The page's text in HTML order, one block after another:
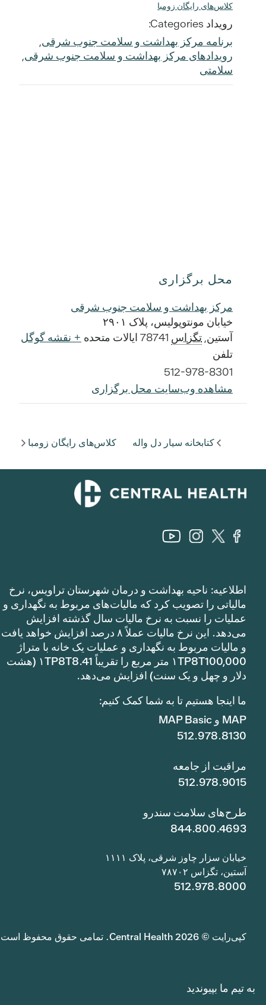
کلاس‌های رایگان زومبا
رویداد Categories:
برنامه مرکز بهداشت و سلامت جنوب شرقی,
رویدادهای مرکز بهداشت و سلامت جنوب شرقی,
سلامتی
محل برگزاری
مرکز بهداشت و سلامت جنوب شرقی
خیابان مونتوپولیس، پلاک ۲۹۰۱
آستین, تگزاس 78741 ایالات متحده + نقشه گوگل
تلفن
512-978-8301
مشاهده وب‌سایت محل برگزاری
کتابخانه سیار دل واله کلاس‌های رایگان زومبا
اطلاعیه: ناحیه بهداشت و درمان شهرستان تراویس، نرخ
مالیاتی را تصویب کرد که مالیات‌های مربوط به نگهداری و
عملیات را نسبت به نرخ مالیات سال گذشته افزایش
می‌دهد. این نرخ مالیات عملاً ۸ درصد افزایش خواهد یافت
و مالیات مربوط به نگهداری و عملیات یک خانه با متراژ
۱TP8T100,000 متر مربع را تقریباً ۱TP8T8.41 (هشت
دلار و چهل و یک سنت) افزایش می‌دهد.
ما اینجا هستیم تا به شما کمک کنیم:
MAP و MAP Basic
512.978.8130
مراقبت از جامعه
512.978.9015
طرح‌های سلامت سندرو
844.800.4693
خیابان سزار چاوز شرقی، پلاک ۱۱۱۱
آستین، تگزاس ۷۸۷۰۲
512.978.8000
کپی‌رایت © 2026 Central Health. تمامی حقوق محفوظ است.
به تیم ما بپیوندید